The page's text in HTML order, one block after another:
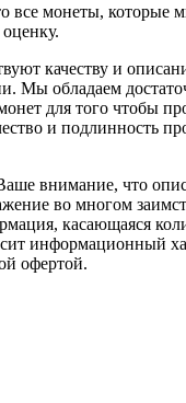
все монеты, которые
качеству и
Мы обладаем
для того чтобы
и подлинность
внимание, что
во многом
касающаяся
информационный
офертой.